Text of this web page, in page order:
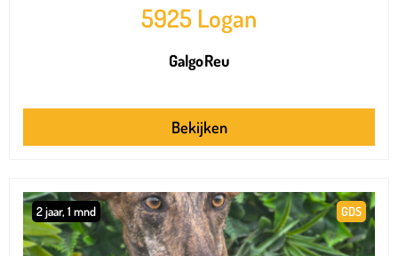
5925 Logan
GalgoReu
Bekijken
GDS
2 jaar, 1 mnd